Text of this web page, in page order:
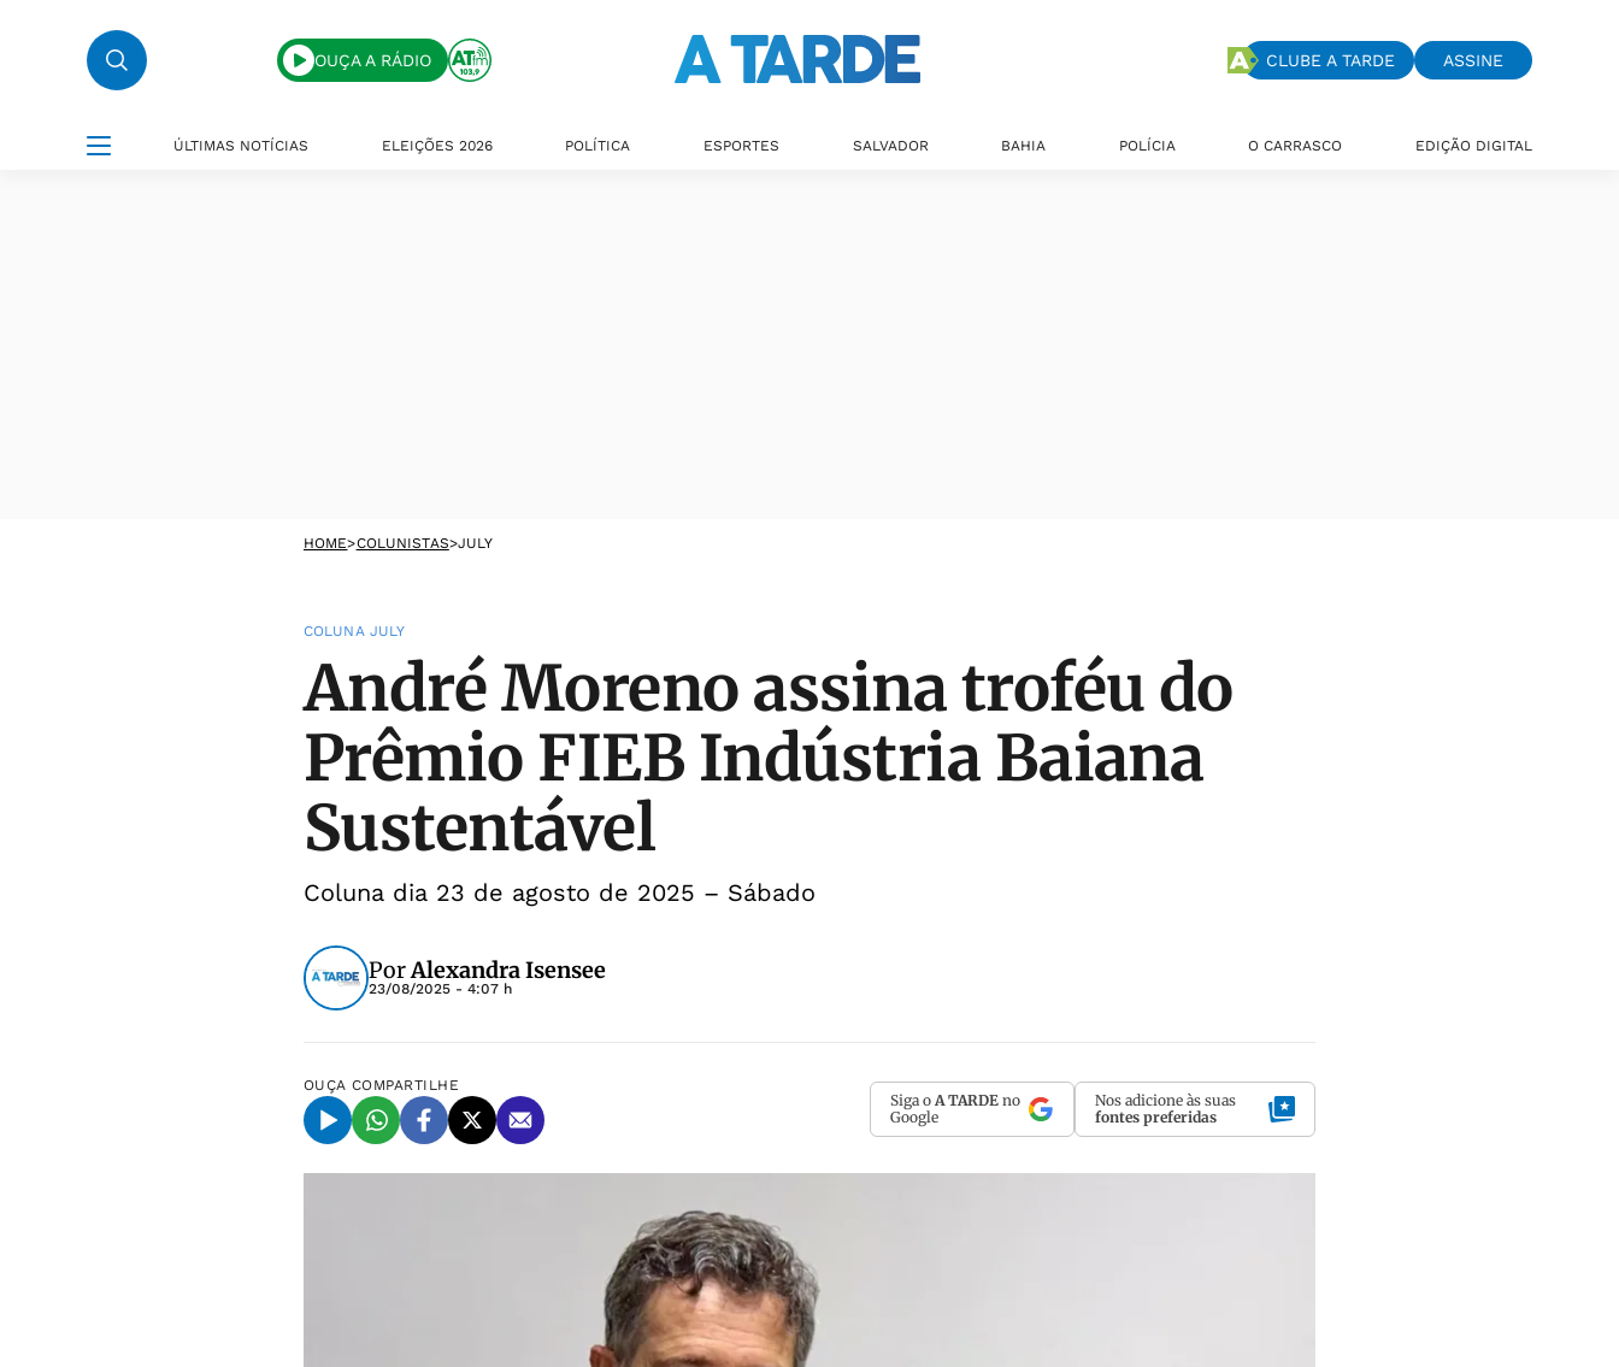
OUÇA A RÁDIO CLUBE A TARDE ASSINE
ÚLTIMAS NOTÍCIAS ELEIÇÕES 2026 POLÍTICA ESPORTES SALVADOR BAHIA POLÍCIA O CARRASCO EDIÇÃO DIGITAL
HOME>COLUNISTAS>JULY
COLUNA JULY
André Moreno assina troféu do
Prêmio FIEB Indústria Baiana
Sustentável
Coluna dia 23 de agosto de 2025 – Sábado
PorAlexandra Isensee
23/08/2025 - 4:07 h
OUÇA COMPARTILHE
Siga o A TARDE no
Google
Nos adicione às suas
fontes preferidas